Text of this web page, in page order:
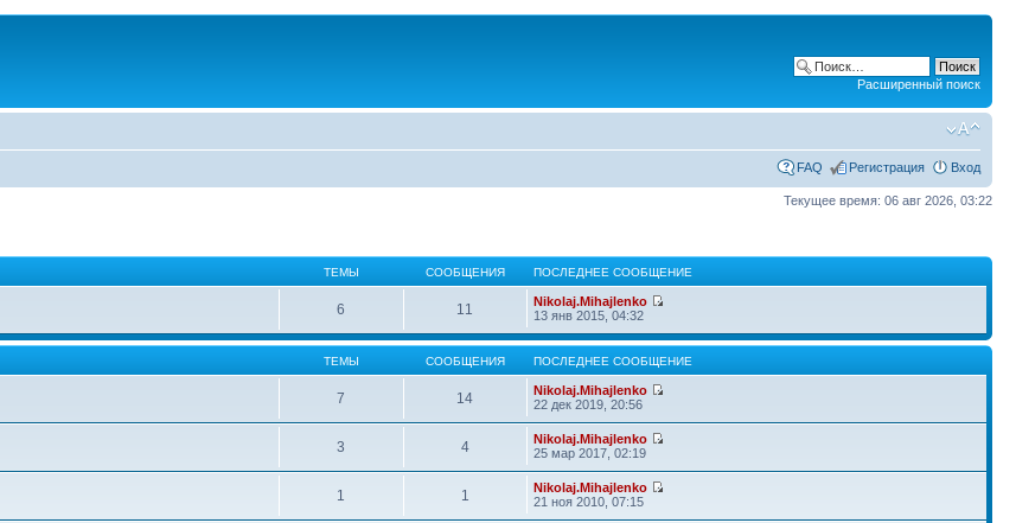
Расширенный поиск
FAQ Регистрация Вход
Текущее время: 06 авг 2026, 03:22
ТЕМЫ СООБЩЕНИЯ ПОСЛЕДНЕЕ СООБЩЕНИЕ
6 11
Nikolaj.Mihajlenko
13 янв 2015, 04:32
ТЕМЫ СООБЩЕНИЯ ПОСЛЕДНЕЕ СООБЩЕНИЕ
7 14
Nikolaj.Mihajlenko
22 дек 2019, 20:56
3 4
Nikolaj.Mihajlenko
25 мар 2017, 02:19
1 1
Nikolaj.Mihajlenko
21 ноя 2010, 07:15